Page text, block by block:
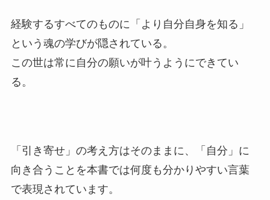
経験するすべてのものに「より自分自身を知る」
という魂の学びが隠されている。⁡
この世は常に自分の願いが叶うようにできてい
る。⁡
「引き寄せ」の考え方はそのままに、「自分」に
向き合うことを本書では何度も分かりやすい言葉
で表現されています。